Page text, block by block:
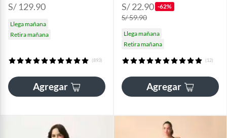
S/ 129.90
Llega mañana
Retira mañana
(893)
Agregar
S/ 22.90 -62%
S/ 59.90
Llega mañana
Retira mañana
(12)
Agregar